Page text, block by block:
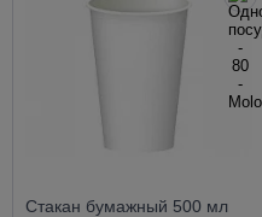
Стакан бумажный 500 мл